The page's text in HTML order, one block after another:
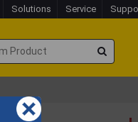
Solutions Service